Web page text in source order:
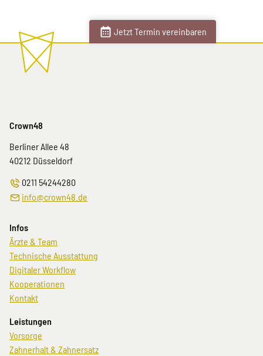
Jetzt Termin vereinbaren
Crown48
Berliner Allee 48
40212 Düsseldorf
0211 54244280
info@crown48.de
Infos
Navigation
überspringen
Ärzte & Team
Technische Ausstattung
Digitaler Workflow
Kooperationen
Kontakt
Leistungen
Navigation
überspringen
Vorsorge
Zahnerhalt & Zahnersatz